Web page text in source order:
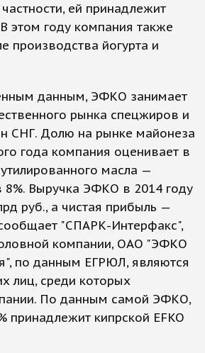
ей принадлежит
этом году компания также
производства йогурта и
данным, ЭФКО занимает
рынка спецжиров и
СНГ. Долю на рынке майонеза
года компания оценивает в
масла —
8%. Выручка ЭФКО в 2014 году
руб., а чистая прибыль —
"СПАРК-Интерфакс",
компании, ОАО "ЭФКО
по данным ЕГРЮЛ, являются
лиц, среди которых
По данным самой ЭФКО,
принадлежит кипрской EFKO